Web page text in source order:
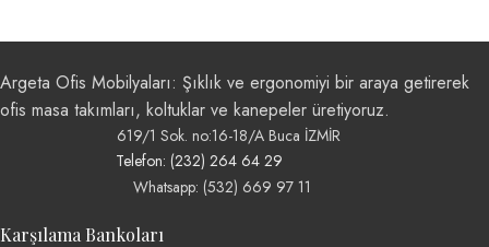
Argeta Ofis Mobilyaları: Şıklık ve ergonomiyi bir araya getirerek
ofis masa takımları, koltuklar ve kanepeler üretiyoruz.
619/1 Sok. no:16-18/A Buca İZMİR
Telefon: (232) 264 64 29
Whatsapp: (532) 669 97 11
Karşılama Bankoları